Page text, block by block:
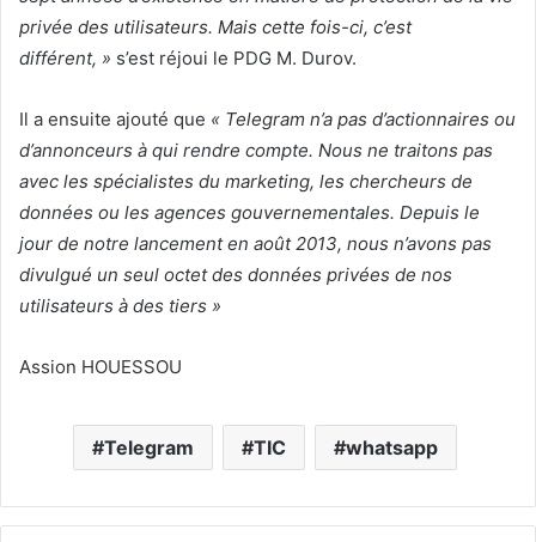
privée des utilisateurs. Mais cette fois-ci, c’est
différent, » s’est réjoui le PDG M. Durov.
Il a ensuite ajouté que « Telegram n’a pas d’actionnaires ou
d’annonceurs à qui rendre compte. Nous ne traitons pas
avec les spécialistes du marketing, les chercheurs de
données ou les agences gouvernementales. Depuis le
jour de notre lancement en août 2013, nous n’avons pas
divulgué un seul octet des données privées de nos
utilisateurs à des tiers »
Assion HOUESSOU
Telegram TIC whatsapp